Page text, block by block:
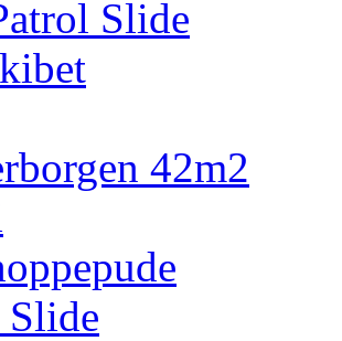
Slide
42m2